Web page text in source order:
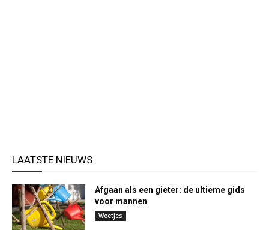
LAATSTE NIEUWS
Afgaan als een gieter: de ultieme gids
voor mannen
Weetjes